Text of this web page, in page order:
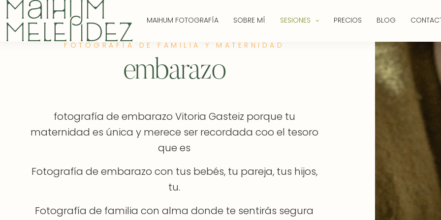
MAIHUM FOTOGRAFÍA SOBRE MÍ SESIONES PRECIOS BLOG
FOTOGRAFÍA DE FAMILIA Y MATERNIDAD
embarazo
fotografía de embarazo Vitoria Gasteiz porque tu
maternidad es única y merece ser recordada coo el tesoro
que es
Fotografía de embarazo con tus bebés, tu pareja, tus hijos,
tu.
Fotografía de familia con alma donde te sentirás segura